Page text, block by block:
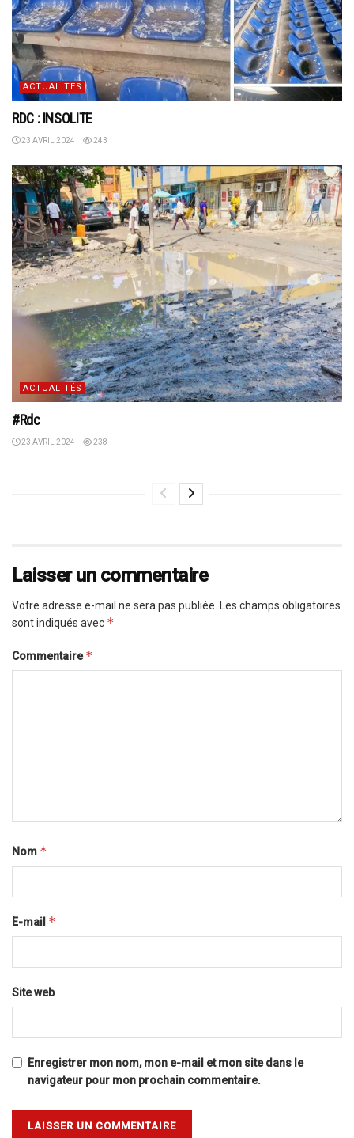
ACTUALITÉS
RDC : INSOLITE
23 AVRIL 2024 243
ACTUALITÉS
#Rdc
23 AVRIL 2024 238
Laisser un commentaire
Votre adresse e-mail ne sera pas publiée. Les champs obligatoires
sont indiqués avec *
Commentaire*
Nom *
E-mail *
Site web
Enregistrer mon nom, mon e-mail et mon site dans le
navigateur pour mon prochain commentaire.